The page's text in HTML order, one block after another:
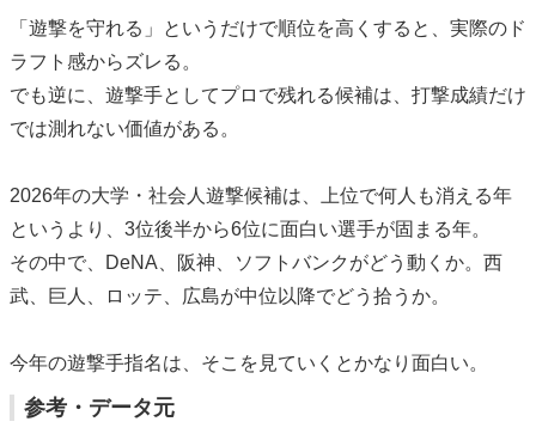
「遊撃を守れる」というだけで順位を高くすると、実際のド
ラフト感からズレる。
でも逆に、遊撃手としてプロで残れる候補は、打撃成績だけ
では測れない価値がある。
2026年の大学・社会人遊撃候補は、上位で何人も消える年
というより、3位後半から6位に面白い選手が固まる年。
その中で、DeNA、阪神、ソフトバンクがどう動くか。西
武、巨人、ロッテ、広島が中位以降でどう拾うか。
今年の遊撃手指名は、そこを見ていくとかなり面白い。
参考・データ元